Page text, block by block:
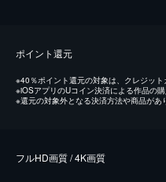
ポイント還元
※40％ポイント還元の対象は、クレジット
※iOSアプリのUコイン決済による作品の
※還元の対象外となる決済方法や商品があ
フルHD画質 / 4K画質